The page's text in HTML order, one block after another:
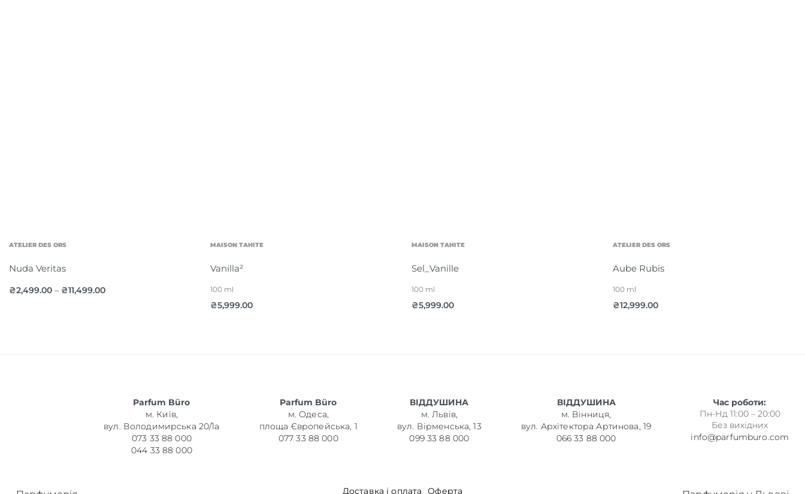
ATELIER DES ORS
Nuda Veritas
₴2,499.00 – ₴11,499.00
MAISON TAHITE
Vanilla²
100 ml
₴5,999.00
MAISON TAHITE
Sel_Vanille
100 ml
₴5,999.00
ATELIER DES ORS
Aube Rubis
100 ml
₴12,999.00
Parfum Büro
м. Київ,
вул. Володимирська 20/1а
073 33 88 000
044 33 88 000
Parfum Büro
м. Одеса,
площа Європейська, 1
077 33 88 000
ВІДДУШИНА
м. Львів,
вул. Вірменська, 13
099 33 88 000
ВІДДУШИНА
м. Вінниця,
вул. Архітектора Артинова, 19
066 33 88 000
Час роботи:
Пн-Нд 11:00 – 20:00
Без вихідних
info@parfumburo.com
Доставка і оплата Оферта